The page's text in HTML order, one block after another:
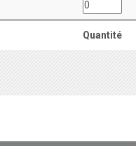
Quantité